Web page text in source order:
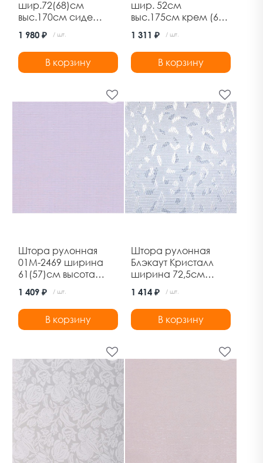
шир.72(68)см
выс.170см сиде
1 980 ₽ / шт.
В корзину
шир. 52см
выс.175см крем (6)
1 311 ₽ / шт.
В корзину
Штора рулонная
01М-2469 ширина
61(57)см высота
160см лен
сиреневый Дельфа
1 409 ₽ / шт.
В корзину
Штора рулонная
Блэкаут Кристалл
ширина 72,5см
высота 175см
голубой Ле-Гранд
1 414 ₽ / шт.
В корзину